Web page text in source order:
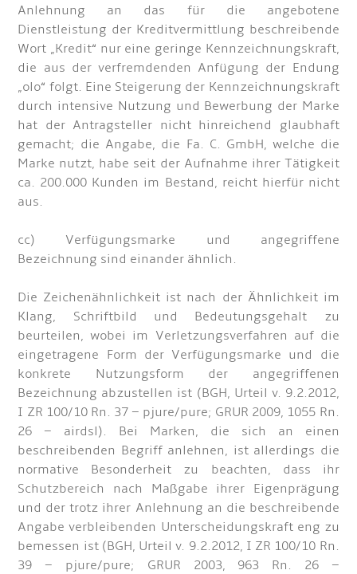
Anlehnung an das für die angebotene
Dienstleistung der Kreditvermittlung beschreibende
Wort „Kredit“ nur eine geringe Kennzeichnungskraft,
die aus der verfremdenden Anfügung der Endung
„olo“ folgt. Eine Steigerung der Kennzeichnungskraft
durch intensive Nutzung und Bewerbung der Marke
hat der Antragsteller nicht hinreichend glaubhaft
gemacht; die Angabe, die Fa. C. GmbH, welche die
Marke nutzt, habe seit der Aufnahme ihrer Tätigkeit
ca. 200.000 Kunden im Bestand, reicht hierfür nicht
aus.
cc) Verfügungsmarke und angegriffene
Bezeichnung sind einander ähnlich.
Die Zeichenähnlichkeit ist nach der Ähnlichkeit im
Klang, Schriftbild und Bedeutungsgehalt zu
beurteilen, wobei im Verletzungsverfahren auf die
eingetragene Form der Verfügungsmarke und die
konkrete Nutzungsform der angegriffenen
Bezeichnung abzustellen ist (BGH, Urteil v. 9.2.2012,
I ZR 100/10 Rn. 37 – pjure/pure; GRUR 2009, 1055 Rn.
26 – airdsl). Bei Marken, die sich an einen
beschreibenden Begriff anlehnen, ist allerdings die
normative Besonderheit zu beachten, dass ihr
Schutzbereich nach Maßgabe ihrer Eigenprägung
und der trotz ihrer Anlehnung an die beschreibende
Angabe verbleibenden Unterscheidungskraft eng zu
bemessen ist (BGH, Urteil v. 9.2.2012, I ZR 100/10 Rn.
39 – pjure/pure; GRUR 2003, 963 Rn. 26 –